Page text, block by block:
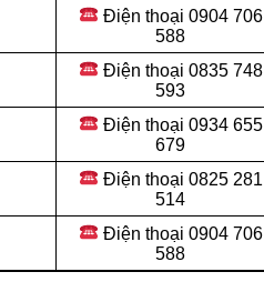
Điện thoại 0904 706
588
Điện thoại 0835 748
593
Điện thoại 0934 655
679
Điện thoại 0825 281
514
Điện thoại 0904 706
588